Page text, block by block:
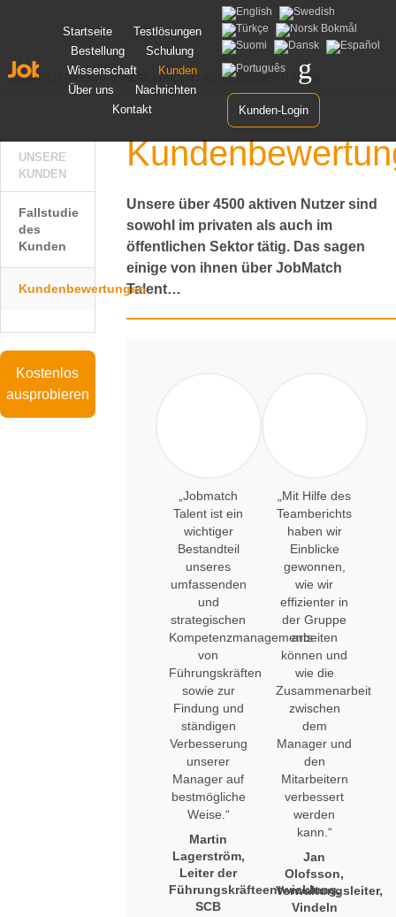
Zum
springen
Startseite
Testlösungen
Bestellung
Schulung
Wissenschaft
Kunden
Über uns
Nachrichten
Kontakt
Kunden-Login
JOBMATCH TALENT>UNSERE KUNDEN > KUNDENBEWERTUNGEN
Unsere über 4500 aktiven Nutzer sind
sowohl im privaten als auch im
öffentlichen Sektor tätig. Das sagen
einige von ihnen über JobMatch
Talent…
„Jobmatch
Talent ist ein
wichtiger
Bestandteil
unseres
umfassenden
und
strategischen
Kompetenzmanagements
von
Führungskräften
sowie zur
Findung und
ständigen
Verbesserung
unserer
Manager auf
bestmögliche
Weise.“
Martin
Lagerström,
Leiter der
Führungskräfteentwicklung,
SCB
„Mit Hilfe des
Teamberichts
haben wir
Einblicke
gewonnen,
wie wir
effizienter in
der Gruppe
arbeiten
können und
wie die
Zusammenarbeit
zwischen
dem
Manager und
den
Mitarbeitern
verbessert
werden
kann.“
Jan
Olofsson,
Verwaltungsleiter,
Vindeln
UNSERE
KUNDEN
Fallstudie
des
Kunden
Kundenbewertungen
Kostenlos
ausprobieren